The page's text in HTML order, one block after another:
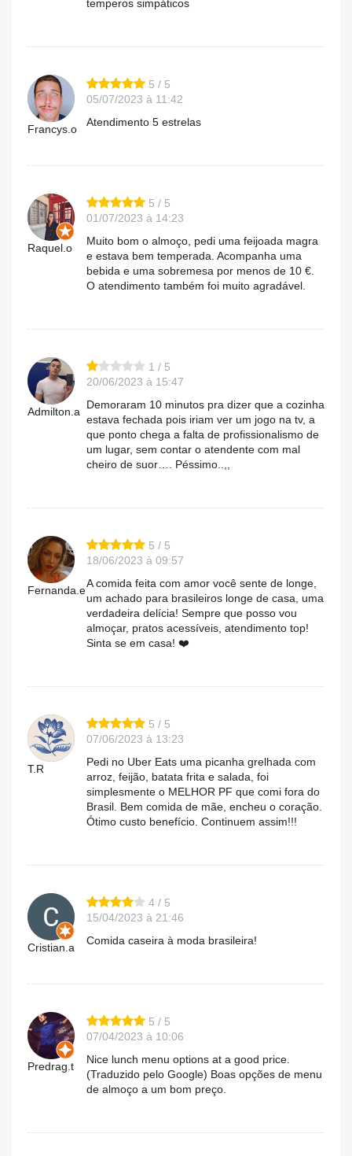
temperos simpáticos
Francys.o
5 / 5
05/07/2023 à 11:42
Atendimento 5 estrelas
Raquel.o
5 / 5
01/07/2023 à 14:23
Muito bom o almoço, pedi uma feijoada magra
e estava bem temperada. Acompanha uma
bebida e uma sobremesa por menos de 10 €.
O atendimento também foi muito agradável.
Admilton.a
1 / 5
20/06/2023 à 15:47
Demoraram 10 minutos pra dizer que a cozinha
estava fechada pois iriam ver um jogo na tv, a
que ponto chega a falta de profissionalismo de
um lugar, sem contar o atendente com mal
cheiro de suor…. Péssimo..,,
Fernanda.e
5 / 5
18/06/2023 à 09:57
A comida feita com amor você sente de longe,
um achado para brasileiros longe de casa, uma
verdadeira delícia! Sempre que posso vou
almoçar, pratos acessíveis, atendimento top!
Sinta se em casa! ❤️
T.R
5 / 5
07/06/2023 à 13:23
Pedi no Uber Eats uma picanha grelhada com
arroz, feijão, batata frita e salada, foi
simplesmente o MELHOR PF que comi fora do
Brasil. Bem comida de mãe, encheu o coração.
Ótimo custo benefício. Continuem assim!!!
Cristian.a
4 / 5
15/04/2023 à 21:46
Comida caseira à moda brasileira!
Predrag.t
5 / 5
07/04/2023 à 10:06
Nice lunch menu options at a good price.
(Traduzido pelo Google) Boas opções de menu
de almoço a um bom preço.